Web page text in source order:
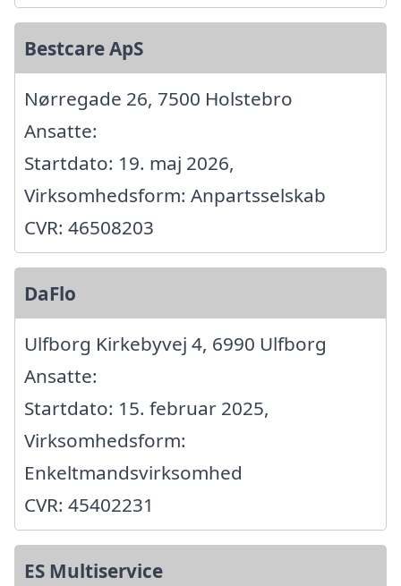
Bestcare ApS
Nørregade 26, 7500 Holstebro
Ansatte:
Startdato: 19. maj 2026,
Virksomhedsform: Anpartsselskab
CVR: 46508203
DaFlo
Ulfborg Kirkebyvej 4, 6990 Ulfborg
Ansatte:
Startdato: 15. februar 2025,
Virksomhedsform:
Enkeltmandsvirksomhed
CVR: 45402231
ES Multiservice